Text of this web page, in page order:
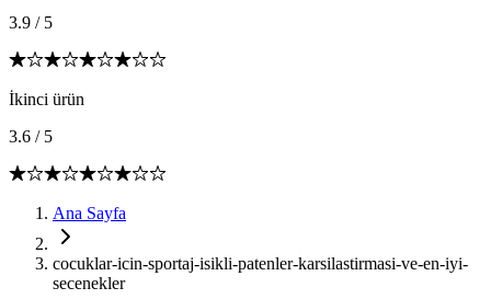
3.9 / 5
İkinci ürün
3.6 / 5
Ana Sayfa
cocuklar-icin-sportaj-isikli-patenler-karsilastirmasi-ve-en-iyi-
secenekler